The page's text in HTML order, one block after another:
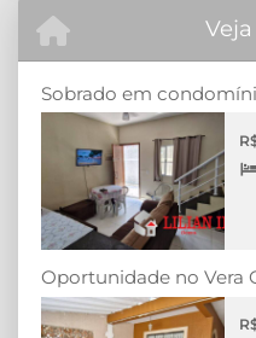
Sobrado em
Oportunidade no Vera